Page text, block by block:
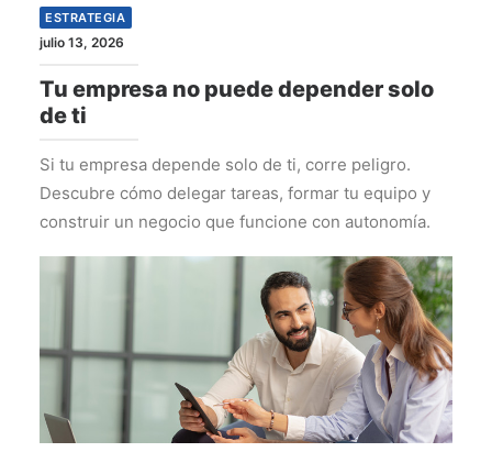
ESTRATEGIA
julio 13, 2026
Tu empresa no puede depender solo
de ti
Si tu empresa depende solo de ti, corre peligro.
Descubre cómo delegar tareas, formar tu equipo y
construir un negocio que funcione con autonomía.